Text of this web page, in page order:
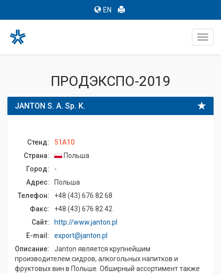
EN
ПРОДЭКСПО-2019
JANTON S. A. Sp. K.
Стенд:
51A10
Страна:
Польша
Город:
-
Адрес:
Польша
Телефон:
+48 (43) 676 82 68
Факс:
+48 (43) 676 82 42
Сайт:
http://www.janton.pl
E-mail:
export@janton.pl
Описание:
Janton является крупнейшим
производителем сидров, алкогольных напитков и
фруктовых вин в Польше. Обширный ассортимент также